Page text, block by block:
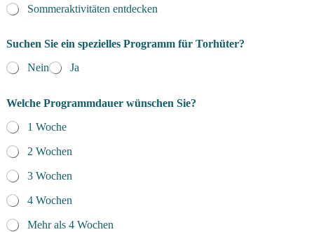
Sommeraktivitäten entdecken
Suchen Sie ein spezielles Programm für Torhüter?
Nein
Ja
Welche Programmdauer wünschen Sie?
1 Woche
2 Wochen
3 Wochen
4 Wochen
Mehr als 4 Wochen